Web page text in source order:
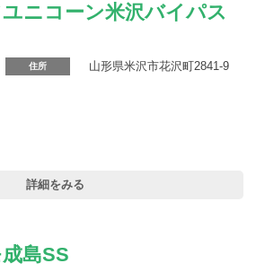
ニコーン米沢バイパス
住所 山形県米沢市花沢町2841-9
詳細をみる
島SS